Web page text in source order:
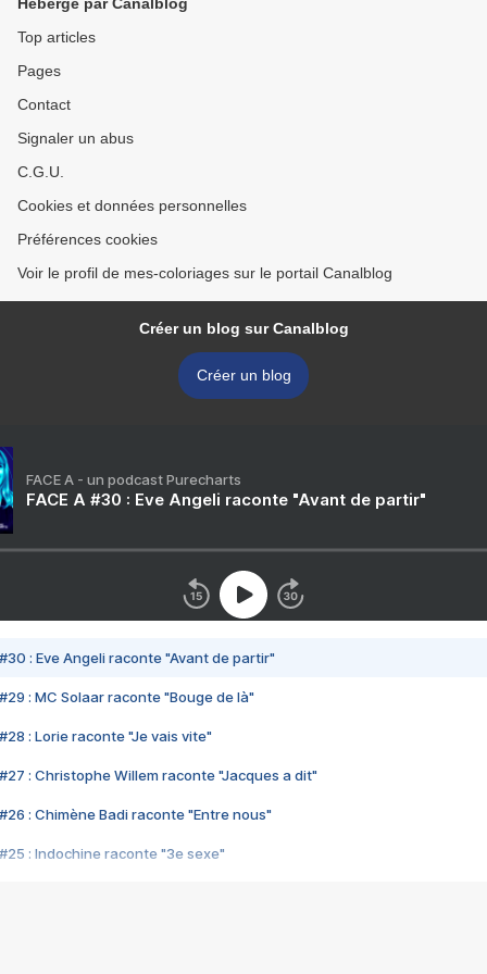
Top articles
Pages
Contact
Signaler un abus
C.G.U.
Cookies et données personnelles
Préférences cookies
Voir le profil de mes-coloriages sur le portail Canalblog
Créer un blog sur Canalblog
Créer un blog
FACE A - un podcast Purecharts
FACE A #30 : Eve Angeli raconte "Avant de partir"
#30 : Eve Angeli raconte "Avant de partir"
#29 : MC Solaar raconte "Bouge de là"
#28 : Lorie raconte "Je vais vite"
#27 : Christophe Willem raconte "Jacques a dit"
#26 : Chimène Badi raconte "Entre nous"
#25 : Indochine raconte "3e sexe"